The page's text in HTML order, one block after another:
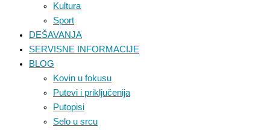
Kultura
Sport
DEŠAVANJA
SERVISNE INFORMACIJE
BLOG
Kovin u fokusu
Putevi i priključenija
Putopisi
Selo u srcu